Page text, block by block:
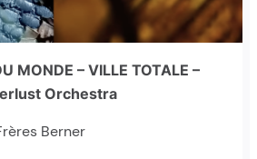
MONDE – VILLE TOTALE –
Orchestra
Berner